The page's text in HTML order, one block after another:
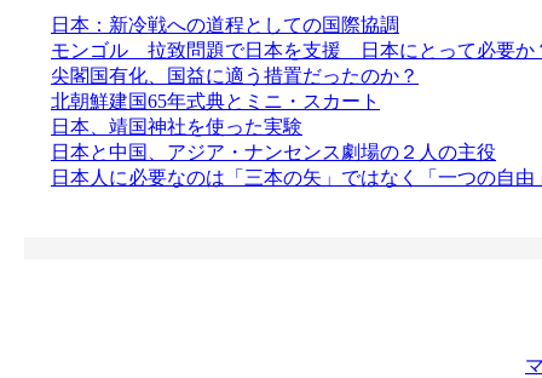
日本：新冷戦への道程としての国際協調
モンゴル 拉致問題で日本を支援 日本にとって必要か
尖閣国有化、国益に適う措置だったのか？
北朝鮮建国65年式典とミニ・スカート
日本、靖国神社を使った実験
日本と中国、アジア・ナンセンス劇場の２人の主役
日本人に必要なのは「三本の矢」ではなく「一つの自由